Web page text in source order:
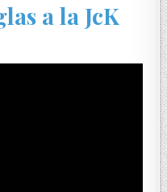
a la JcK